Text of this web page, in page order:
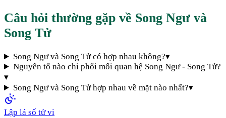
Câu hỏi thường gặp về Song Ngư và
Song Tử
Song Ngư và Song Tử có hợp nhau không?▾
Nguyên tố nào chi phối mối quan hệ Song Ngư - Song Tử?
▾
Song Ngư và Song Tử hợp nhau về mặt nào nhất?▾
Lập lá số tử vi